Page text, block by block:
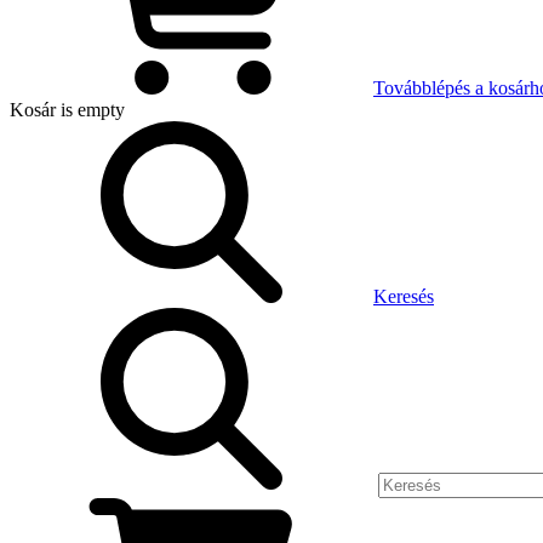
Továbblépés a
Kosáris empty
Keresés